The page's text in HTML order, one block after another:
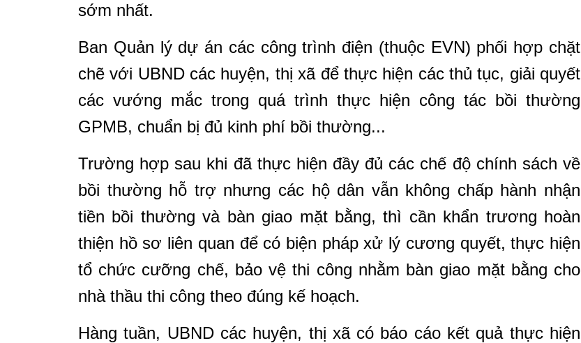
sớm nhất.
Ban Quản lý dự án các công trình điện (thuộc EVN) phối hợp chặt
chẽ với UBND các huyện, thị xã để thực hiện các thủ tục, giải quyết
các vướng mắc trong quá trình thực hiện công tác bồi thường
GPMB, chuẩn bị đủ kinh phí bồi thường...
Trường hợp sau khi đã thực hiện đầy đủ các chế độ chính sách về
bồi thường hỗ trợ nhưng các hộ dân vẫn không chấp hành nhận
tiền bồi thường và bàn giao mặt bằng, thì cần khẩn trương hoàn
thiện hồ sơ liên quan để có biện pháp xử lý cương quyết, thực hiện
tổ chức cưỡng chế, bảo vệ thi công nhằm bàn giao mặt bằng cho
nhà thầu thi công theo đúng kế hoạch.
Hàng tuần, UBND các huyện, thị xã có báo cáo kết quả thực hiện